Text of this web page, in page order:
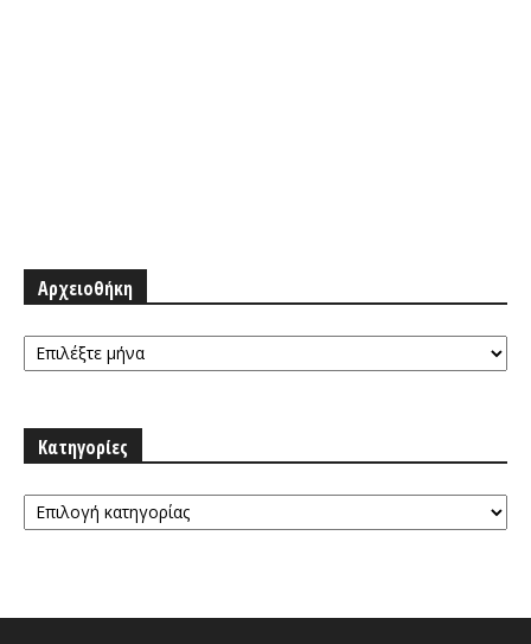
Αρχειοθήκη
Αρχειοθήκη
Κατηγορίες
Κατηγορίες